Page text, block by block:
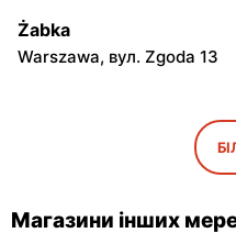
Żabka
Warszawa, вул. Zgoda 13
Świętokrzyska 0 Stacja
Żabka
Магазини інших